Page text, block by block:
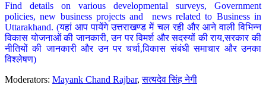
Find details on various developmental surveys, Government
policies, new business projects and news related to Business in
Uttarakhand. (यहां आप पायेंगे उत्तराखण्ड में चल रही और आने वाली विभिन्न
विकास योजनाओं की जानकारी, उन पर विमर्श और सदस्यों की राय,सरकार की
नीतियों की जानकारी और उन पर चर्चा,विकास संबंधी समाचार और उनका
विश्लेषण)
Moderators: Mayank Chand Rajbar,सत्यदेव सिंह नेगी